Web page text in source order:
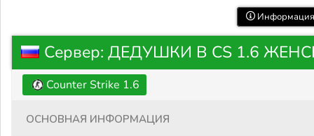
Сервер: ДЕДУШКИ В CS 1.6
Counter Strike 1.6
Основная информация